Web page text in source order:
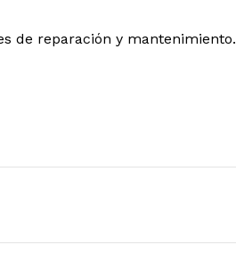
de reparación y mantenimiento.